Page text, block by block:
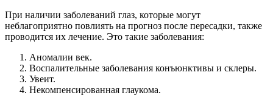
При наличии заболеваний глаз, которые могут
неблагоприятно повлиять на прогноз после пересадки, также
проводится их лечение. Это такие заболевания:
Аномалии век.
Воспалительные заболевания конъюнктивы и склеры.
Увеит.
Некомпенсированная глаукома.